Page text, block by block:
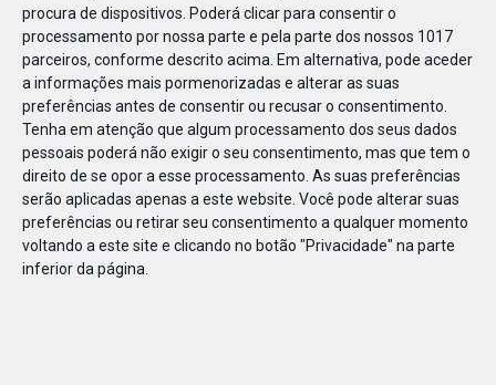
procura de dispositivos. Poderá clicar para consentir o
processamento por nossa parte e pela parte dos nossos 1017
parceiros, conforme descrito acima. Em alternativa, pode aceder
a informações mais pormenorizadas e alterar as suas
preferências antes de consentir ou recusar o consentimento.
Tenha em atenção que algum processamento dos seus dados
pessoais poderá não exigir o seu consentimento, mas que tem o
direito de se opor a esse processamento. As suas preferências
serão aplicadas apenas a este website. Você pode alterar suas
preferências ou retirar seu consentimento a qualquer momento
voltando a este site e clicando no botão "Privacidade" na parte
inferior da página.
470941000767065